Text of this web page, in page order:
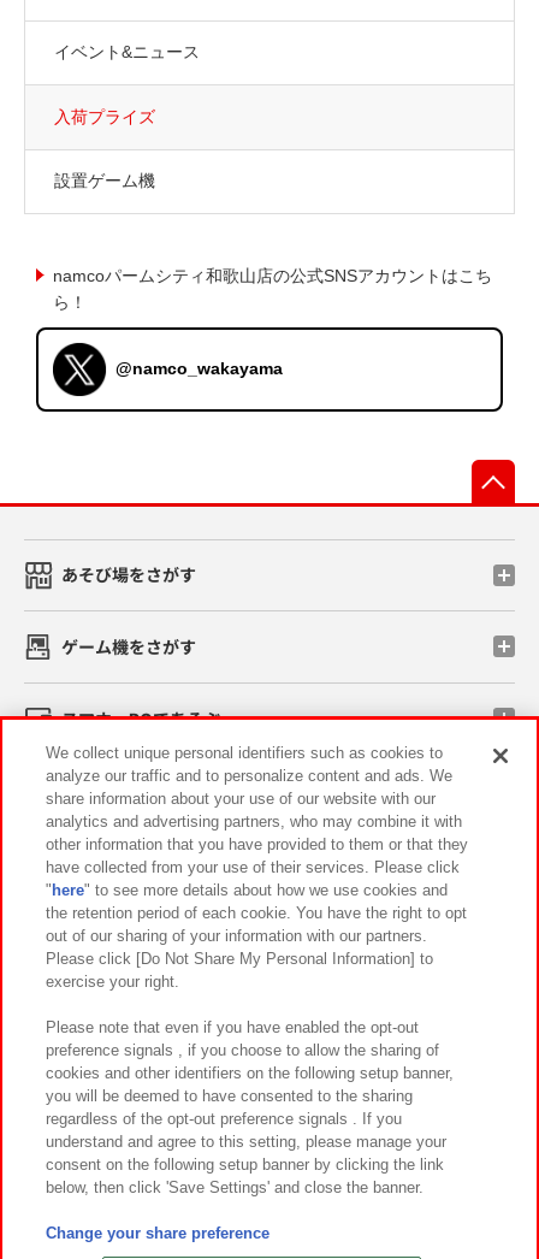
イベント&ニュース
入荷プライズ
設置ゲーム機
namcoパームシティ和歌山店の公式SNSアカウントはこち
ら！
@namco_wakayama
あそび場をさがす
ゲーム機をさがす
スマホ・PCであそぶ
イベント・キャンペーン
関連会社 サステナビリティ サイトポリシー
プライバシーポリシー ウェブアクセシビリティ方針と検証結果
お取引先さまとともに
カスタマーハラスメント対応方針 よくあるご質問・お問い合わせ
©Bandai Namco Amusement Inc.
©Bandai Namco Amusement Lab Inc.
We collect unique personal identifiers such as cookies to
analyze our traffic and to personalize content and ads. We
share information about your use of our website with our
analytics and advertising partners, who may combine it with
other information that you have provided to them or that they
have collected from your use of their services. Please click
" here" to see more details about how we use cookies and
the retention period of each cookie. You have the right to opt
out of our sharing of your information with our partners.
Please click [Do Not Share My Personal Information] to
exercise your right.
Please note that even if you have enabled the opt-out
preference signals , if you choose to allow the sharing of
cookies and other identifiers on the following setup banner,
you will be deemed to have consented to the sharing
regardless of the opt-out preference signals . If you
understand and agree to this setting, please manage your
consent on the following setup banner by clicking the link
below, then click 'Save Settings' and close the banner.
Change your share preference